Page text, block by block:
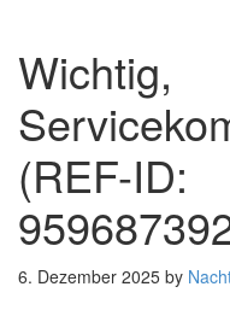
Wichtig,
(REF-ID:
6. Dezember 2025 by